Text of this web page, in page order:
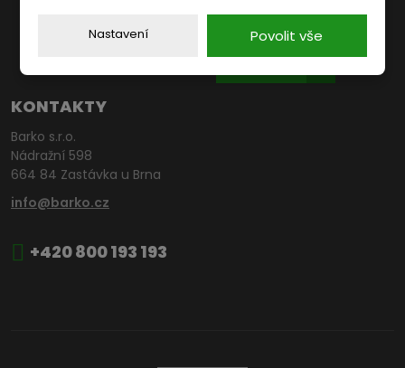
KONTAKTY
Barko s.r.o.
Nádražní 598
664 84 Zastávka u Brna
info@barko.cz
+420 800 193 193
Nastavení Povolit vše